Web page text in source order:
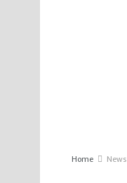
Home News